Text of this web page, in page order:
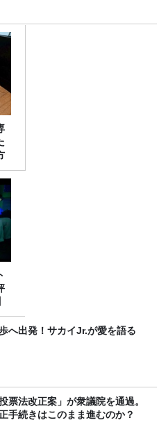
へ出発！サカイJr.が愛を語る
投票法改正案」が衆議院を通過。
手続きはこのまま進むのか？